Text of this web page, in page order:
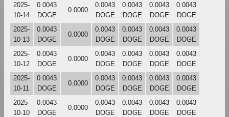
2025-
10-14
0.0043
DOGE
0.0000
0.0043
DOGE
0.0043
DOGE
0.0043
DOGE
0.0043
DOGE
2025-
10-13
0.0043
DOGE
0.0000
0.0043
DOGE
0.0043
DOGE
0.0043
DOGE
0.0043
DOGE
2025-
10-12
0.0043
DOGE
0.0000
0.0043
DOGE
0.0043
DOGE
0.0043
DOGE
0.0043
DOGE
2025-
10-11
0.0043
DOGE
0.0000
0.0043
DOGE
0.0043
DOGE
0.0043
DOGE
0.0043
DOGE
2025-
10-10
0.0043
DOGE
0.0000
0.0043
DOGE
0.0043
DOGE
0.0043
DOGE
0.0043
DOGE